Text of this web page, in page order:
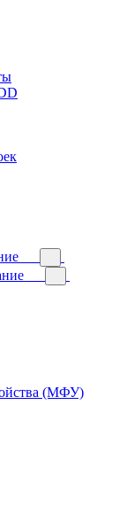
(МФУ)